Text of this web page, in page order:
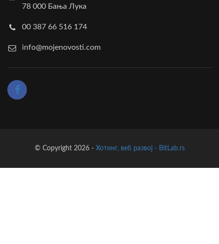
78 000 Бања Лука
00 387 66 516 174
info@mojenovosti.com
© Copyright 2026 - Хотинг, веб развој - BitLab.rs